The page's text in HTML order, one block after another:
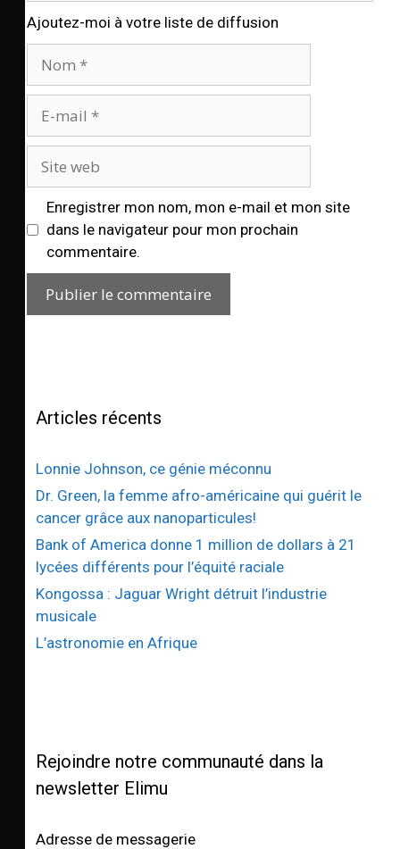
Ajoutez-moi à votre liste de diffusion
Enregistrer mon nom, mon e-mail et mon site
dans le navigateur pour mon prochain
commentaire.
Articles récents
Lonnie Johnson, ce génie méconnu
Dr. Green, la femme afro-américaine qui guérit le
cancer grâce aux nanoparticules!
Bank of America donne 1 million de dollars à 21
lycées différents pour l’équité raciale
Kongossa : Jaguar Wright détruit l’industrie
musicale
L’astronomie en Afrique
Rejoindre notre communauté dans la
newsletter Elimu
Adresse de messagerie